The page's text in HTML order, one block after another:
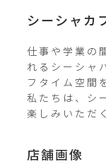
シーシャカ
仕事や学業の
れるシーシャ
フタイム空間
私たちは、シ
楽しみいただ
店舗画像